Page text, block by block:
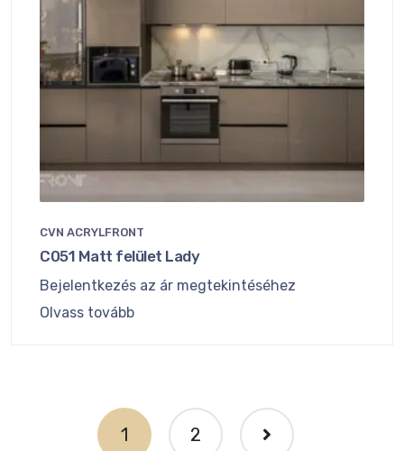
CVN ACRYLFRONT
C051 Matt felület Lady
Bejelentkezés az ár megtekintéséhez
Olvass tovább
1 2